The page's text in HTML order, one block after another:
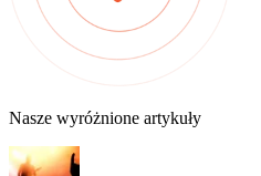
Nasze wyróżnione artykuły